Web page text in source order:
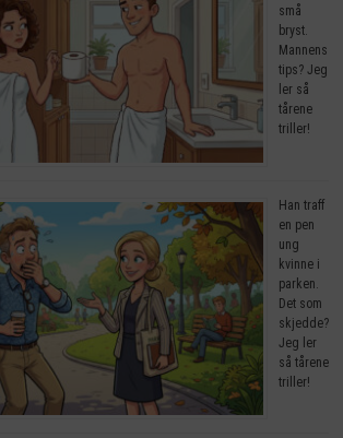
små
bryst.
Mannens
tips? Jeg
ler så
tårene
triller!
Han traff
en pen
ung
kvinne i
parken.
Det som
skjedde?
Jeg ler
så tårene
triller!